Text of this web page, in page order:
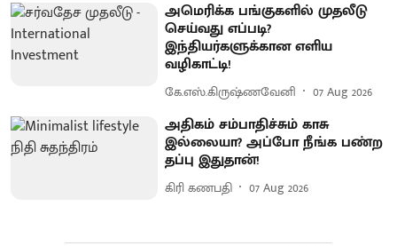
அமெரிக்க பங்குகளில் முதலீடு
செய்வது எப்படி?
இந்தியர்களுக்கான எளிய
வழிகாட்டி!
கே.எஸ்.கிருஷ்ணவேனி 07 Aug 2026
அதிகம் சம்பாதிச்சும் காசு
இல்லையா? அப்போ நீங்க பண்ற
தப்பு இதுதான்!
கிரி கணபதி 07 Aug 2026